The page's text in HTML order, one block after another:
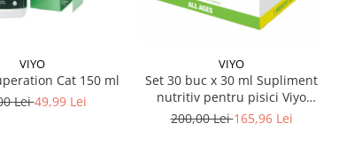
VIYO
Cat 150 ml
Lei49,99 Lei
VIYO
Set 30 buc x 30 ml Supliment
nutritiv pentru pisici Viyo
Reinforces
200,00 Lei165,96 Lei